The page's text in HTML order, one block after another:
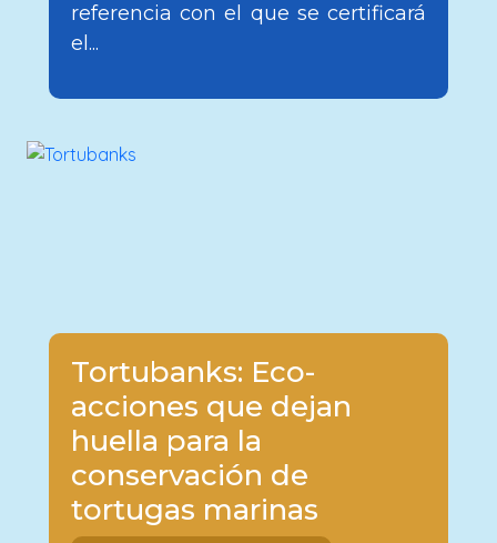
referencia con el que se certificará
el...
Tortubanks: Eco-
acciones que dejan
huella para la
conservación de
tortugas marinas